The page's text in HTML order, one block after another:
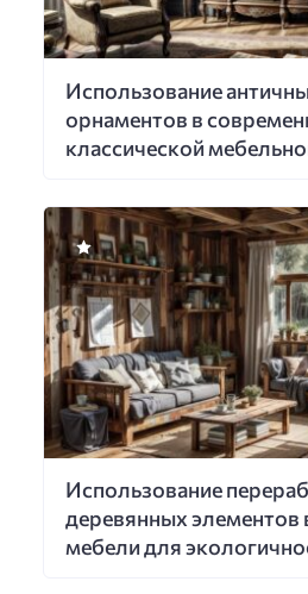
Использование
орнаментов в
классической
Использование
деревянных элементов
мебели для